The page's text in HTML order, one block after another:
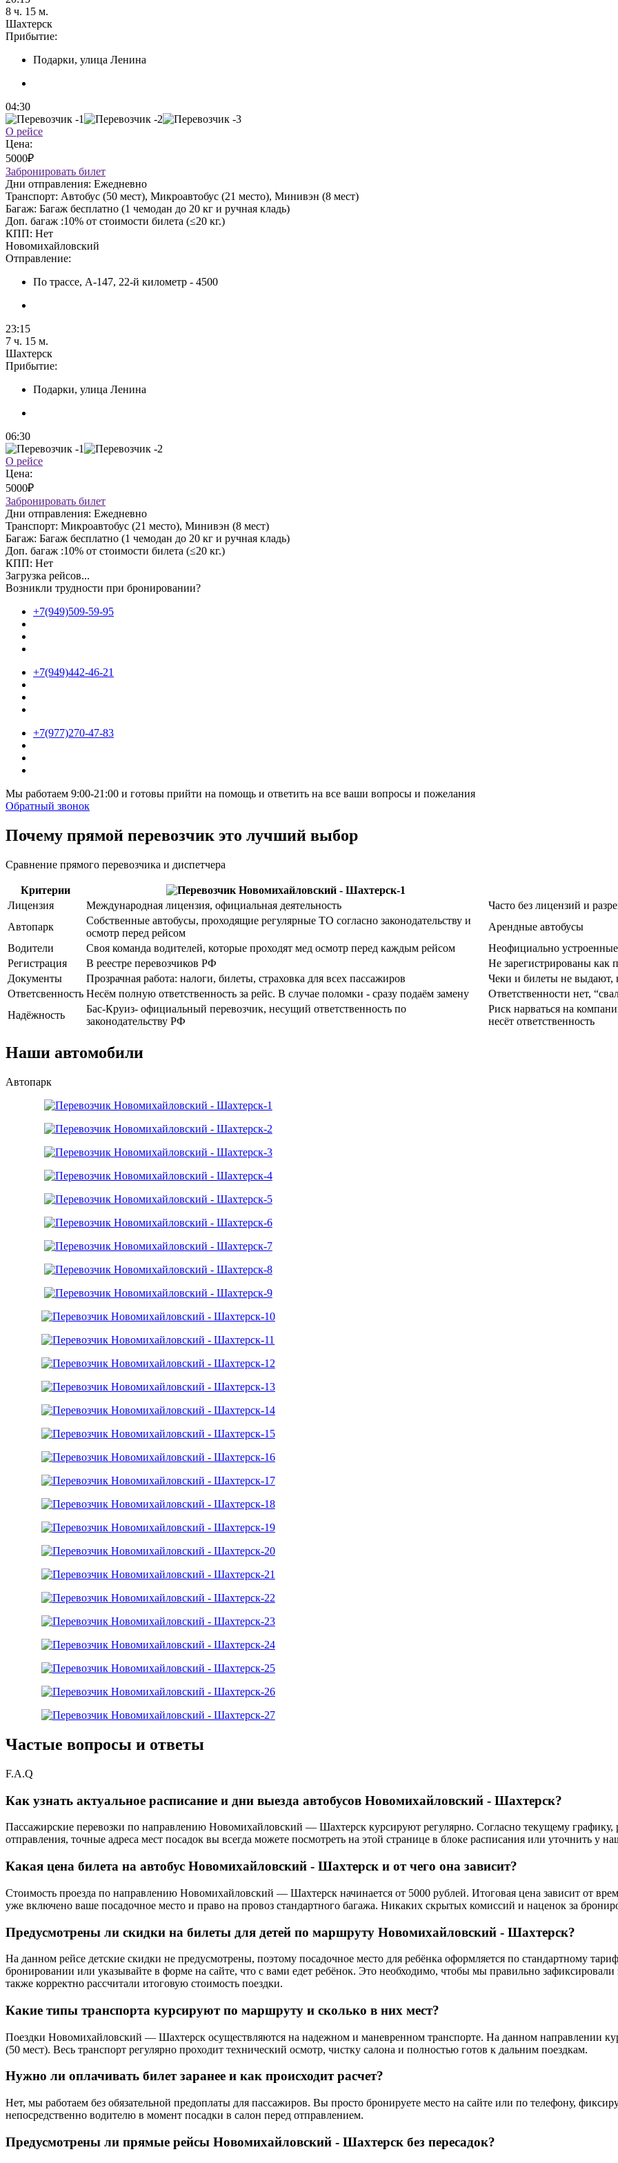
8 ч. 15 м.
Шахтерск
Прибытие:
Подарки, улица Ленина
04:30
О рейсе
Цена:
5000₽
Забронировать билет
Дни отправления: Ежедневно
Транспорт: Автобус (50 мест), Микроавтобус (21 место), Минивэн (8 мест)
Багаж: Багаж бесплатно (1 чемодан до 20 кг и ручная кладь)
Доп. багаж :10% от стоимости билета (≤20 кг.)
КПП: Нет
Новомихайловский
Отправление:
По трассе, А-147, 22-й километр - 4500
23:15
7 ч. 15 м.
Шахтерск
Прибытие:
Подарки, улица Ленина
06:30
О рейсе
Цена:
5000₽
Забронировать билет
Дни отправления: Ежедневно
Транспорт: Микроавтобус (21 место), Минивэн (8 мест)
Багаж: Багаж бесплатно (1 чемодан до 20 кг и ручная кладь)
Доп. багаж :10% от стоимости билета (≤20 кг.)
КПП: Нет
Загрузка рейсов...
Возникли трудности при бронировании?
+7(949)509-59-95
+7(949)442-46-21
+7(977)270-47-83
Мы работаем 9:00-21:00 и готовы прийти на помощь и ответить на все ваши вопросы и пожелания
Обратный звонок
Почему прямой перевозчик это лучший выбор
Сравнение прямого перевозчика и диспетчера
Критерии
Лицензия
Международная лицензия, официальная деятельность
Часто без лицензий и
Автопарк
Собственные автобусы, проходящие регулярные ТО согласно законодательству и
осмотр перед рейсом
Арендные автобусы
Водители
Своя команда водителей, которые проходят мед осмотр перед каждым рейсом
Неофициально
Регистрация
В реестре перевозчиков РФ
Не зарегистрированы как
Документы
Прозрачная работа: налоги, билеты, страховка для всех пассажиров
Чеки и билеты не выдают,
Ответсвенность Несём полную ответственность за рейс. В случае поломки - сразу подаём замену
Ответственности нет,
Надёжность
Бас-Круиз- официальный перевозчик, несущий ответственность по
законодательству РФ
Риск нарваться на
несёт ответственность
Наши автомобили
Автопарк
Частые вопросы и ответы
F.A.Q
Как узнать актуальное расписание и дни выезда автобусов Новомихайловский - Шахтерск?
Пассажирские перевозки по направлению Новомихайловский — Шахтерск курсируют регулярно. Согласно текущему
отправления, точные адреса мест посадок вы всегда можете посмотреть на этой странице в блоке расписания или уточнить у
Какая цена билета на автобус Новомихайловский - Шахтерск и от чего она зависит?
Стоимость проезда по направлению Новомихайловский — Шахтерск начинается от 5000 рублей. Итоговая цена зависит от
уже включено ваше посадочное место и право на провоз стандартного багажа. Никаких скрытых комиссий и наценок за
Предусмотрены ли скидки на билеты для детей по маршруту Новомихайловский - Шахтерск?
На данном рейсе детские скидки не предусмотрены, поэтому посадочное место для ребёнка оформляется по стандартному
бронировании или указывайте в форме на сайте, что с вами едет ребёнок. Это необходимо, чтобы мы правильно
также корректно рассчитали итоговую стоимость поездки.
Какие типы транспорта курсируют по маршруту и сколько в них мест?
Поездки Новомихайловский — Шахтерск осуществляются на надежном и маневренном транспорте. На данном направлении
(50 мест). Весь транспорт регулярно проходит технический осмотр, чистку салона и полностью готов к дальним поездкам.
Нужно ли оплачивать билет заранее и как происходит расчет?
Нет, мы работаем без обязательной предоплаты для пассажиров. Вы просто бронируете место на сайте или по телефону,
непосредственно водителю в момент посадки в салон перед отправлением.
Предусмотрены ли прямые рейсы Новомихайловский - Шахтерск без пересадок?